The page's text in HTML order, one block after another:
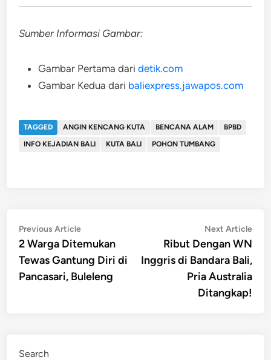
Sumber Informasi Gambar:
Gambar Pertama daridetik.com
Gambar Kedua dari baliexpress.jawapos.com
TAGGED ANGIN KENCANG KUTA BENCANA ALAM
BPBD
INFO KEJADIAN BALI
KUTA BALI POHON TUMBANG
Post
navigation
Previous ArticlePrevious
article:
2 Warga Ditemukan
Tewas Gantung Diri di
Pancasari, Buleleng
Next Article
Ribut Dengan WN
Inggris di Bandara Bali,
Pria Australia
Ditangkap!
Search